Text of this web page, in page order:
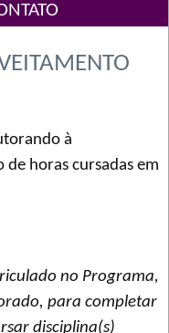
à
horas cursadas em
no Programa,
para completar
disciplina(s)